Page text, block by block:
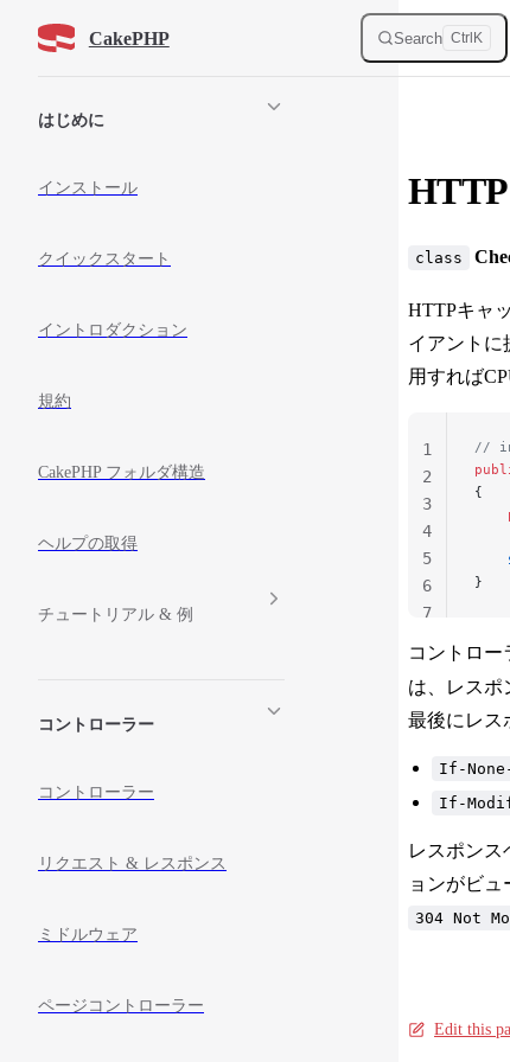
Skip to contentCakePHP Search Ctrl K
はじめに
インストール
クイックスタート
イントロダクション
規約
CakePHP フォルダ構造
ヘルプの取得
チュートリアル & 例
コントローラー
コントローラー
リクエスト & レスポンス
ミドルウェア
ページコントローラー
class
HTTPキャ
イアントに
用すれば
//
{
}
1
2
3
4
5
6
7
コントロー
は、レスポ
最後にレス
If-
If-
レスポン
ョンがビ
304 Not
Edit this